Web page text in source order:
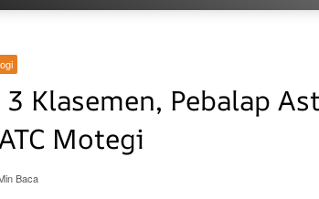
Klasemen, Pebalap
Motegi
Baca